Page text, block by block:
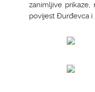
zanimljive
povijest Đurđevca i